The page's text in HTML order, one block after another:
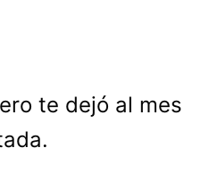
te dejó al mes